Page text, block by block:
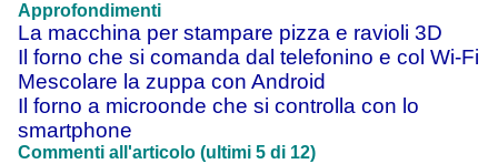
Approfondimenti
La macchina per stampare pizza e ravioli 3D
Il forno che si comanda dal telefonino e col Wi-Fi
Mescolare la zuppa con Android
Il forno a microonde che si controlla con lo
smartphone
Commenti all'articolo (ultimi 5 di 12)